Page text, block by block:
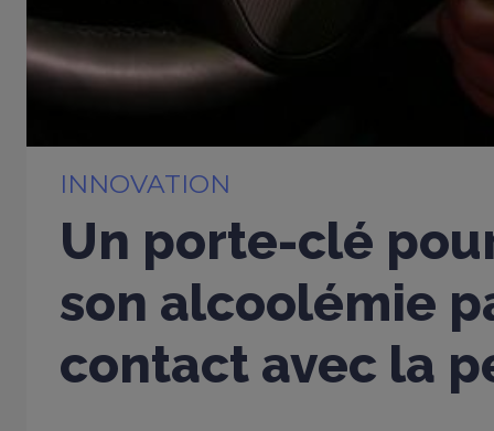
INNOVATION
Un porte-clé
son alcoolémie
contact avec la